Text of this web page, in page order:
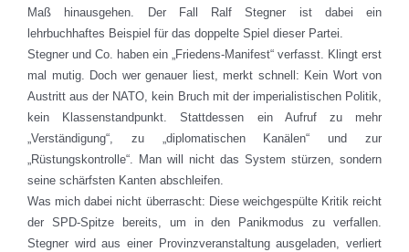
Maß hinausgehen. Der Fall Ralf Stegner ist dabei ein
lehrbuchhaftes Beispiel für das doppelte Spiel dieser Partei.
Stegner und Co. haben ein „Friedens-Manifest“ verfasst. Klingt erst
mal mutig. Doch wer genauer liest, merkt schnell: Kein Wort von
Austritt aus der NATO, kein Bruch mit der imperialistischen Politik,
kein Klassenstandpunkt. Stattdessen ein Aufruf zu mehr
„Verständigung“, zu „diplomatischen Kanälen“ und zur
„Rüstungskontrolle“. Man will nicht das System stürzen, sondern
seine schärfsten Kanten abschleifen.
Was mich dabei nicht überrascht: Diese weichgespülte Kritik reicht
der SPD-Spitze bereits, um in den Panikmodus zu verfallen.
Stegner wird aus einer Provinzveranstaltung ausgeladen, verliert